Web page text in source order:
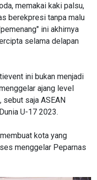
memakai kaki palsu,
berekpresi tanpa malu
ini akhirnya
selama delapan
ini bukan menjadi
ajang level
saja ASEAN
U-17 2023.
kota yang
menggelar Peparnas